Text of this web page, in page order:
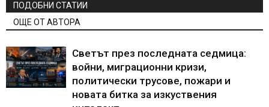
ПОДОБНИ СТАТИИ
ОЩЕ ОТ АВТОРА
Светът през последната седмица:
войни, миграционни кризи,
политически трусове, пожари и
новата битка за изкуствения